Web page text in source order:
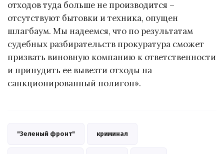
отходов туда больше не производится –
отсутствуют бытовки и техника, опущен
шлагбаум. Мы надеемся, что по результатам
судебных разбирательств прокуратура сможет
призвать виновную компанию к ответственности
и принудить ее вывезти отходы на
санкционированный полигон».
"Зеленый фронт" криминал